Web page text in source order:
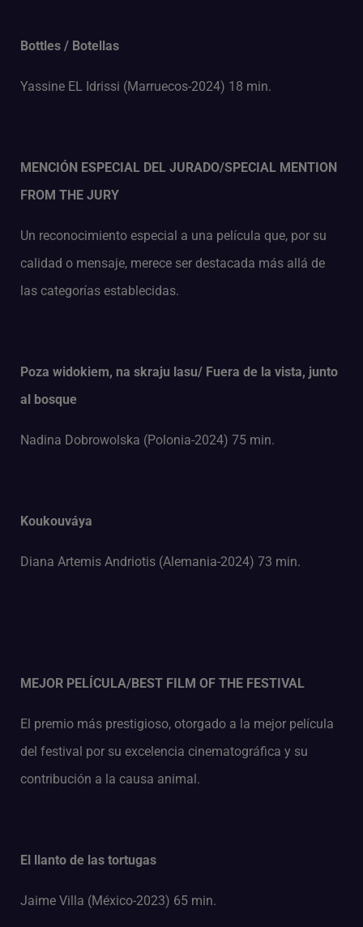
Bottles / Botellas
Yassine EL Idrissi (Marruecos-2024) 18 min.
MENCIÓN ESPECIAL DEL JURADO/SPECIAL MENTION
FROM THE JURY
Un reconocimiento especial a una película que, por su
calidad o mensaje, merece ser destacada más allá de
las categorías establecidas.
Poza widokiem, na skraju lasu/ Fuera de la vista, junto
al bosque
Nadina Dobrowolska (Polonia-2024) 75 min.
Koukouváya
Diana Artemis Andriotis (Alemania-2024) 73 min.
MEJOR PELÍCULA/BEST FILM OF THE FESTIVAL
El premio más prestigioso, otorgado a la mejor película
del festival por su excelencia cinematográfica y su
contribución a la causa animal.
El llanto de las tortugas
Jaime Villa (México-2023) 65 min.